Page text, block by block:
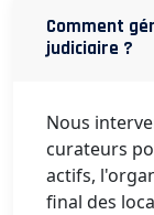
Comment
judiciaire ?
Nous
curateurs
actifs,
final des